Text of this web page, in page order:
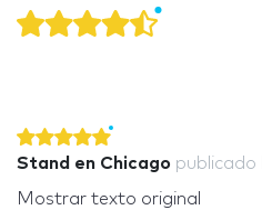
Stand en Chicago publicado
Mostrar texto original